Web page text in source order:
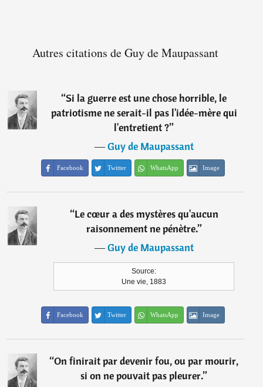
Autres citations de Guy de Maupassant
“Si la guerre est une chose horrible, le
patriotisme ne serait-il pas l'idée-mère qui
l'entretient ?”
―Guy de Maupassant
Facebook Twitter WhatsApp Image
“Le cœur a des mystères qu'aucun
raisonnement ne pénètre.”
―Guy de Maupassant
Source:
Une vie, 1883
Facebook Twitter WhatsApp Image
“On finirait par devenir fou, ou par mourir,
si on ne pouvait pas pleurer.”